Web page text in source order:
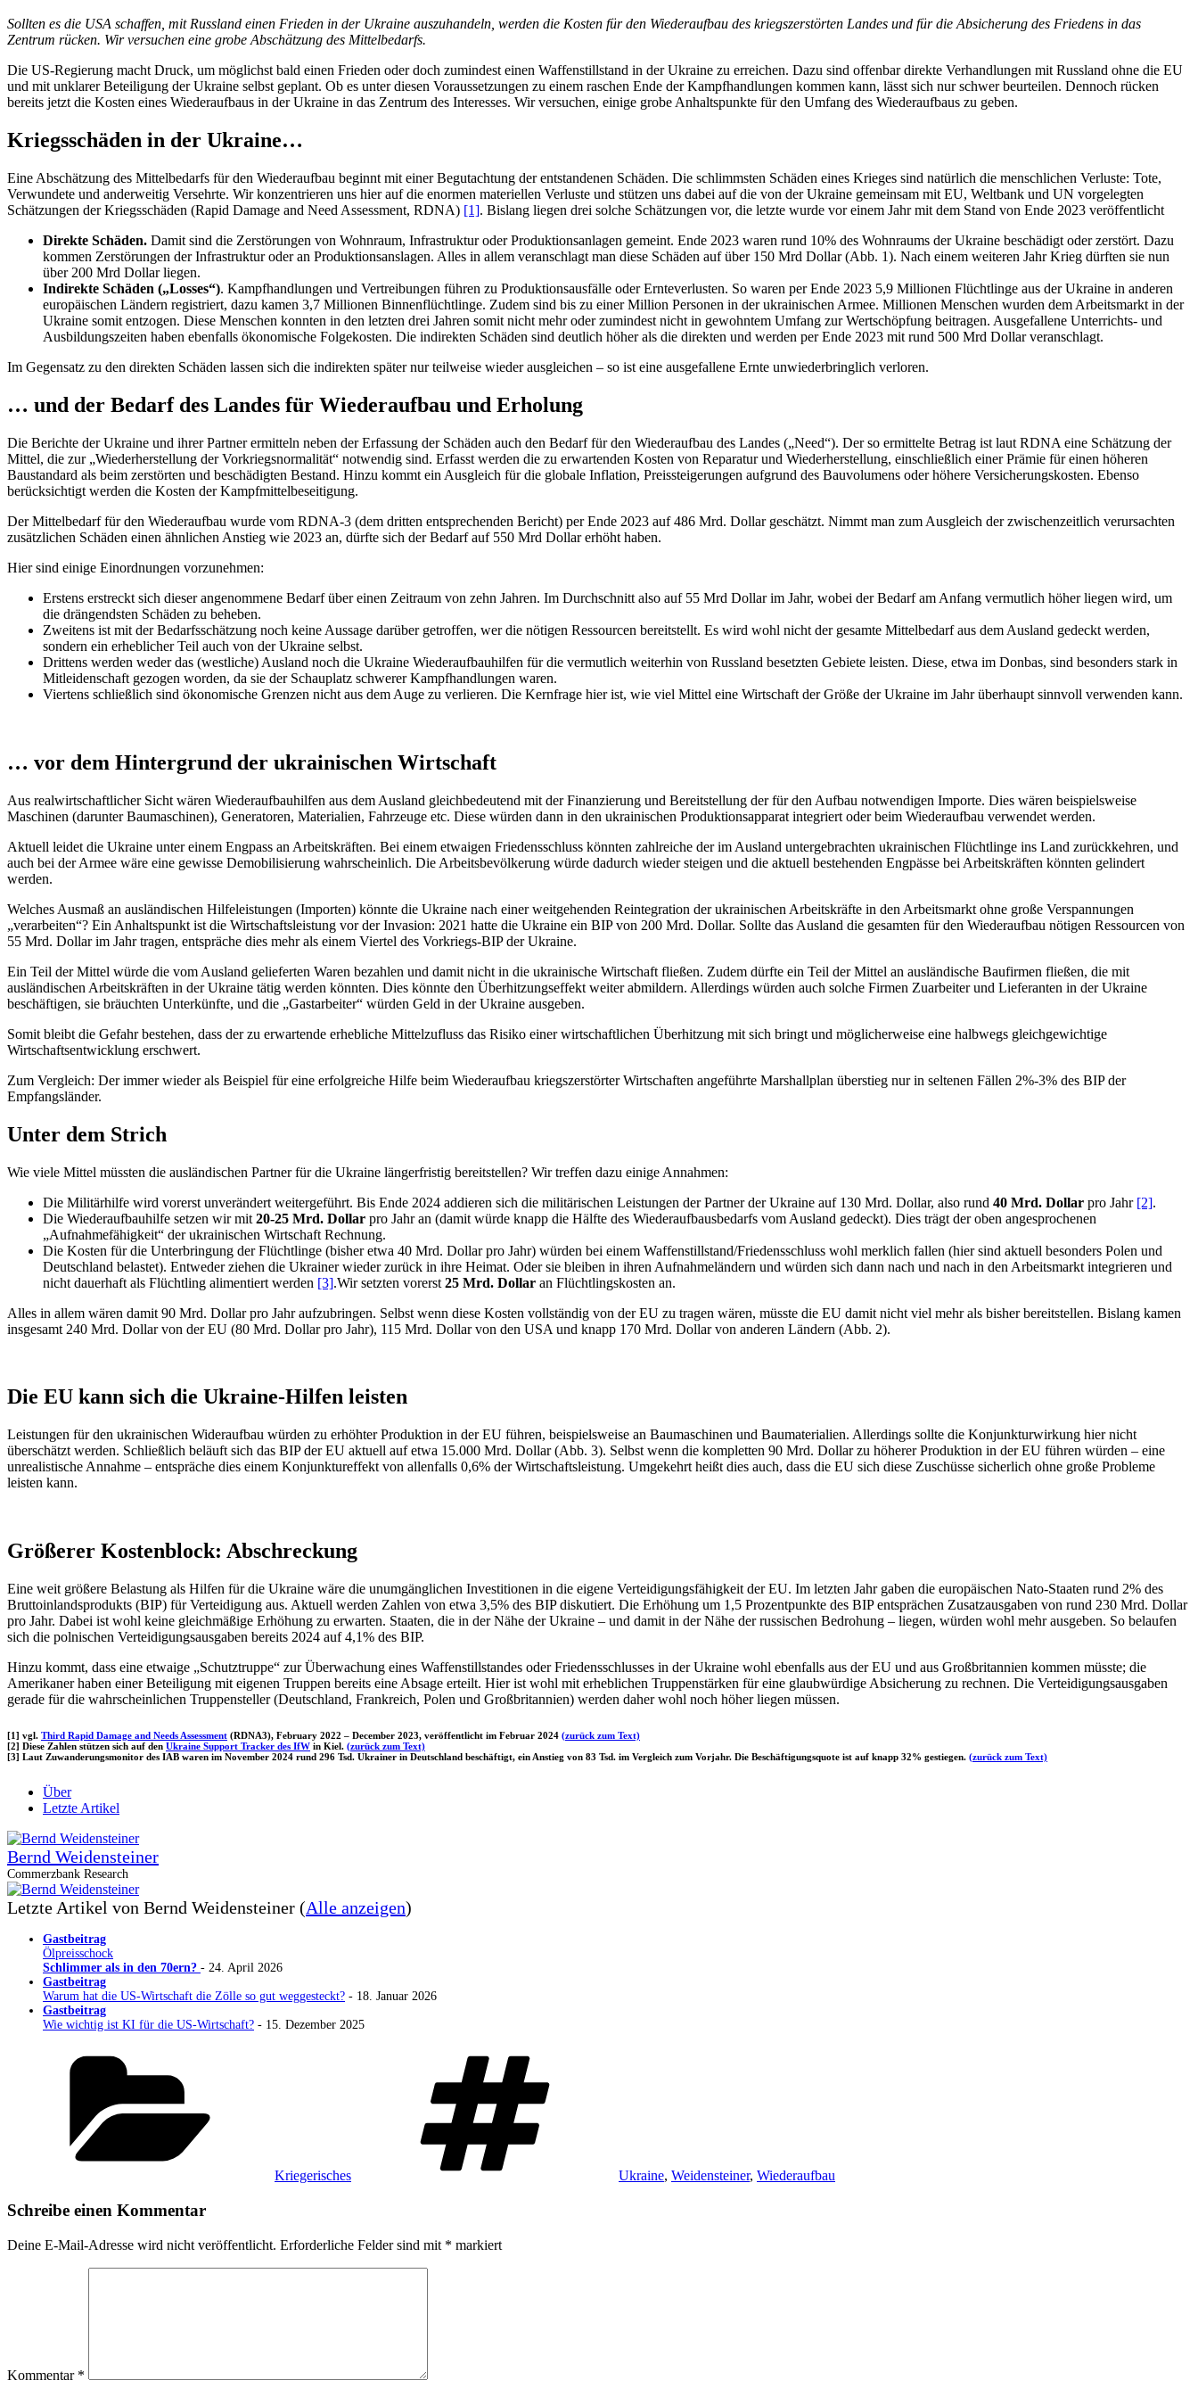
Sollten es die USA schaffen, mit Russland einen Frieden in der Ukraine auszuhandeln, werden die Kosten für den Wiederaufbau des kriegszerstörten Landes und für die Absicherung des Friedens in das
Zentrum rücken. Wir versuchen eine grobe Abschätzung des Mittelbedarfs.
Die US-Regierung macht Druck, um möglichst bald einen Frieden oder doch zumindest einen Waffenstillstand in der Ukraine zu erreichen. Dazu sind offenbar direkte Verhandlungen mit Russland ohne die EU
und mit unklarer Beteiligung der Ukraine selbst geplant. Ob es unter diesen Voraussetzungen zu einem raschen Ende der Kampfhandlungen kommen kann, lässt sich nur schwer beurteilen. Dennoch rücken
bereits jetzt die Kosten eines Wiederaufbaus in der Ukraine in das Zentrum des Interesses. Wir versuchen, einige grobe Anhaltspunkte für den Umfang des Wiederaufbaus zu geben.
Kriegsschäden in der Ukraine…
Eine Abschätzung des Mittelbedarfs für den Wiederaufbau beginnt mit einer Begutachtung der entstandenen Schäden. Die schlimmsten Schäden eines Krieges sind natürlich die menschlichen Verluste: Tote,
Verwundete und anderweitig Versehrte. Wir konzentrieren uns hier auf die enormen materiellen Verluste und stützen uns dabei auf die von der Ukraine gemeinsam mit EU, Weltbank und UN vorgelegten
Schätzungen der Kriegsschäden (Rapid Damage and Need Assessment, RDNA) [1]. Bislang liegen drei solche Schätzungen vor, die letzte wurde vor einem Jahr mit dem Stand von Ende 2023 veröffentlicht
Direkte Schäden. Damit sind die Zerstörungen von Wohnraum, Infrastruktur oder Produktionsanlagen gemeint. Ende 2023 waren rund 10% des Wohnraums der Ukraine beschädigt oder zerstört. Dazu
kommen Zerstörungen der Infrastruktur oder an Produktionsanslagen. Alles in allem veranschlagt man diese Schäden auf über 150 Mrd Dollar (Abb. 1). Nach einem weiteren Jahr Krieg dürften sie nun
über 200 Mrd Dollar liegen.
Indirekte Schäden („Losses“). Kampfhandlungen und Vertreibungen führen zu Produktionsausfälle oder Ernteverlusten. So waren per Ende 2023 5,9 Millionen Flüchtlinge aus der Ukraine in anderen
europäischen Ländern registriert, dazu kamen 3,7 Millionen Binnenflüchtlinge. Zudem sind bis zu einer Million Personen in der ukrainischen Armee. Millionen Menschen wurden dem Arbeitsmarkt in der
Ukraine somit entzogen. Diese Menschen konnten in den letzten drei Jahren somit nicht mehr oder zumindest nicht in gewohntem Umfang zur Wertschöpfung beitragen. Ausgefallene Unterrichts- und
Ausbildungszeiten haben ebenfalls ökonomische Folgekosten. Die indirekten Schäden sind deutlich höher als die direkten und werden per Ende 2023 mit rund 500 Mrd Dollar veranschlagt.
Im Gegensatz zu den direkten Schäden lassen sich die indirekten später nur teilweise wieder ausgleichen – so ist eine ausgefallene Ernte unwiederbringlich verloren.
… und der Bedarf des Landes für Wiederaufbau und Erholung
Die Berichte der Ukraine und ihrer Partner ermitteln neben der Erfassung der Schäden auch den Bedarf für den Wiederaufbau des Landes („Need“). Der so ermittelte Betrag ist laut RDNA eine Schätzung der
Mittel, die zur „Wiederherstellung der Vorkriegsnormalität“ notwendig sind. Erfasst werden die zu erwartenden Kosten von Reparatur und Wiederherstellung, einschließlich einer Prämie für einen höheren
Baustandard als beim zerstörten und beschädigten Bestand. Hinzu kommt ein Ausgleich für die globale Inflation, Preissteigerungen aufgrund des Bauvolumens oder höhere Versicherungskosten. Ebenso
berücksichtigt werden die Kosten der Kampfmittelbeseitigung.
Der Mittelbedarf für den Wiederaufbau wurde vom RDNA-3 (dem dritten entsprechenden Bericht) per Ende 2023 auf 486 Mrd. Dollar geschätzt. Nimmt man zum Ausgleich der zwischenzeitlich verursachten
zusätzlichen Schäden einen ähnlichen Anstieg wie 2023 an, dürfte sich der Bedarf auf 550 Mrd Dollar erhöht haben.
Hier sind einige Einordnungen vorzunehmen:
Erstens erstreckt sich dieser angenommene Bedarf über einen Zeitraum von zehn Jahren. Im Durchschnitt also auf 55 Mrd Dollar im Jahr, wobei der Bedarf am Anfang vermutlich höher liegen wird, um
die drängendsten Schäden zu beheben.
Zweitens ist mit der Bedarfsschätzung noch keine Aussage darüber getroffen, wer die nötigen Ressourcen bereitstellt. Es wird wohl nicht der gesamte Mittelbedarf aus dem Ausland gedeckt werden,
sondern ein erheblicher Teil auch von der Ukraine selbst.
Drittens werden weder das (westliche) Ausland noch die Ukraine Wiederaufbauhilfen für die vermutlich weiterhin von Russland besetzten Gebiete leisten. Diese, etwa im Donbas, sind besonders stark in
Mitleidenschaft gezogen worden, da sie der Schauplatz schwerer Kampfhandlungen waren.
Viertens schließlich sind ökonomische Grenzen nicht aus dem Auge zu verlieren. Die Kernfrage hier ist, wie viel Mittel eine Wirtschaft der Größe der Ukraine im Jahr überhaupt sinnvoll verwenden kann.
… vor dem Hintergrund der ukrainischen Wirtschaft
Aus realwirtschaftlicher Sicht wären Wiederaufbauhilfen aus dem Ausland gleichbedeutend mit der Finanzierung und Bereitstellung der für den Aufbau notwendigen Importe. Dies wären beispielsweise
Maschinen (darunter Baumaschinen), Generatoren, Materialien, Fahrzeuge etc. Diese würden dann in den ukrainischen Produktionsapparat integriert oder beim Wiederaufbau verwendet werden.
Aktuell leidet die Ukraine unter einem Engpass an Arbeitskräften. Bei einem etwaigen Friedensschluss könnten zahlreiche der im Ausland untergebrachten ukrainischen Flüchtlinge ins Land zurückkehren, und
auch bei der Armee wäre eine gewisse Demobilisierung wahrscheinlich. Die Arbeitsbevölkerung würde dadurch wieder steigen und die aktuell bestehenden Engpässe bei Arbeitskräften könnten gelindert
werden.
Welches Ausmaß an ausländischen Hilfeleistungen (Importen) könnte die Ukraine nach einer weitgehenden Reintegration der ukrainischen Arbeitskräfte in den Arbeitsmarkt ohne große Verspannungen
„verarbeiten“? Ein Anhaltspunkt ist die Wirtschaftsleistung vor der Invasion: 2021 hatte die Ukraine ein BIP von 200 Mrd. Dollar. Sollte das Ausland die gesamten für den Wiederaufbau nötigen Ressourcen von
55 Mrd. Dollar im Jahr tragen, entspräche dies mehr als einem Viertel des Vorkriegs-BIP der Ukraine.
Ein Teil der Mittel würde die vom Ausland gelieferten Waren bezahlen und damit nicht in die ukrainische Wirtschaft fließen. Zudem dürfte ein Teil der Mittel an ausländische Baufirmen fließen, die mit
ausländischen Arbeitskräften in der Ukraine tätig werden könnten. Dies könnte den Überhitzungseffekt weiter abmildern. Allerdings würden auch solche Firmen Zuarbeiter und Lieferanten in der Ukraine
beschäftigen, sie bräuchten Unterkünfte, und die „Gastarbeiter“ würden Geld in der Ukraine ausgeben.
Somit bleibt die Gefahr bestehen, dass der zu erwartende erhebliche Mittelzufluss das Risiko einer wirtschaftlichen Überhitzung mit sich bringt und möglicherweise eine halbwegs gleichgewichtige
Wirtschaftsentwicklung erschwert.
Zum Vergleich: Der immer wieder als Beispiel für eine erfolgreiche Hilfe beim Wiederaufbau kriegszerstörter Wirtschaften angeführte Marshallplan überstieg nur in seltenen Fällen 2%-3% des BIP der
Empfangsländer.
Unter dem Strich
Wie viele Mittel müssten die ausländischen Partner für die Ukraine längerfristig bereitstellen? Wir treffen dazu einige Annahmen:
Die Militärhilfe wird vorerst unverändert weitergeführt. Bis Ende 2024 addieren sich die militärischen Leistungen der Partner der Ukraine auf 130 Mrd. Dollar, also rund 40 Mrd. Dollar pro Jahr [2].
Die Wiederaufbauhilfe setzen wir mit 20-25 Mrd. Dollar pro Jahr an (damit würde knapp die Hälfte des Wiederaufbausbedarfs vom Ausland gedeckt). Dies trägt der oben angesprochenen
„Aufnahmefähigkeit“ der ukrainischen Wirtschaft Rechnung.
Die Kosten für die Unterbringung der Flüchtlinge (bisher etwa 40 Mrd. Dollar pro Jahr) würden bei einem Waffenstillstand/Friedensschluss wohl merklich fallen (hier sind aktuell besonders Polen und
Deutschland belastet). Entweder ziehen die Ukrainer wieder zurück in ihre Heimat. Oder sie bleiben in ihren Aufnahmeländern und würden sich dann nach und nach in den Arbeitsmarkt integrieren und
nicht dauerhaft als Flüchtling alimentiert werden [3].Wir setzten vorerst 25 Mrd. Dollar an Flüchtlingskosten an.
Alles in allem wären damit 90 Mrd. Dollar pro Jahr aufzubringen. Selbst wenn diese Kosten vollständig von der EU zu tragen wären, müsste die EU damit nicht viel mehr als bisher bereitstellen. Bislang kamen
insgesamt 240 Mrd. Dollar von der EU (80 Mrd. Dollar pro Jahr), 115 Mrd. Dollar von den USA und knapp 170 Mrd. Dollar von anderen Ländern (Abb. 2).
Die EU kann sich die Ukraine-Hilfen leisten
Leistungen für den ukrainischen Wideraufbau würden zu erhöhter Produktion in der EU führen, beispielsweise an Baumaschinen und Baumaterialien. Allerdings sollte die Konjunkturwirkung hier nicht
überschätzt werden. Schließlich beläuft sich das BIP der EU aktuell auf etwa 15.000 Mrd. Dollar (Abb. 3). Selbst wenn die kompletten 90 Mrd. Dollar zu höherer Produktion in der EU führen würden – eine
unrealistische Annahme – entspräche dies einem Konjunktureffekt von allenfalls 0,6% der Wirtschaftsleistung. Umgekehrt heißt dies auch, dass die EU sich diese Zuschüsse sicherlich ohne große Probleme
leisten kann.
Größerer Kostenblock: Abschreckung
Eine weit größere Belastung als Hilfen für die Ukraine wäre die unumgänglichen Investitionen in die eigene Verteidigungsfähigkeit der EU. Im letzten Jahr gaben die europäischen Nato-Staaten rund 2% des
Bruttoinlandsprodukts (BIP) für Verteidigung aus. Aktuell werden Zahlen von etwa 3,5% des BIP diskutiert. Die Erhöhung um 1,5 Prozentpunkte des BIP entsprächen Zusatzausgaben von rund 230 Mrd. Dollar
pro Jahr. Dabei ist wohl keine gleichmäßige Erhöhung zu erwarten. Staaten, die in der Nähe der Ukraine – und damit in der Nähe der russischen Bedrohung – liegen, würden wohl mehr ausgeben. So belaufen
sich die polnischen Verteidigungsausgaben bereits 2024 auf 4,1% des BIP.
Hinzu kommt, dass eine etwaige „Schutztruppe“ zur Überwachung eines Waffenstillstandes oder Friedensschlusses in der Ukraine wohl ebenfalls aus der EU und aus Großbritannien kommen müsste; die
Amerikaner haben einer Beteiligung mit eigenen Truppen bereits eine Absage erteilt. Hier ist wohl mit erheblichen Truppenstärken für eine glaubwürdige Absicherung zu rechnen. Die Verteidigungsausgaben
gerade für die wahrscheinlichen Truppensteller (Deutschland, Frankreich, Polen und Großbritannien) werden daher wohl noch höher liegen müssen.
[1] vgl. Third Rapid Damage and Needs Assessment (RDNA3), February 2022 – December 2023, veröffentlicht im Februar 2024 (zurück zum Text)
[2] Diese Zahlen stützen sich auf den Ukraine Support Tracker des IfW in Kiel. (zurück zum Text)
[3] Laut Zuwanderungsmonitor des IAB waren im November 2024 rund 296 Tsd. Ukrainer in Deutschland beschäftigt, ein Anstieg von 83 Tsd. im Vergleich zum Vorjahr. Die Beschäftigungsquote ist auf knapp 32% gestiegen. (zurück zum Text)
Über
Letzte Artikel
Bernd Weidensteiner
Commerzbank Research
Letzte Artikel von Bernd Weidensteiner (Alle anzeigen)
Gastbeitrag
Ölpreisschock
Schlimmer als in den 70ern? - 24. April 2026
Gastbeitrag
Warum hat die US-Wirtschaft die Zölle so gut weggesteckt? - 18. Januar 2026
Gastbeitrag
Wie wichtig ist KI für die US-Wirtschaft? - 15. Dezember 2025
Kriegerisches Ukraine, Weidensteiner, Wiederaufbau
Schreibe einen Kommentar
Deine E-Mail-Adresse wird nicht veröffentlicht. Erforderliche Felder sind mit * markiert
Kommentar *